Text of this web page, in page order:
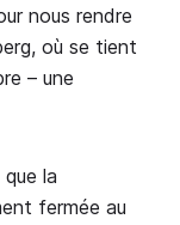
nous rendre
où se tient
– une
la
fermée au